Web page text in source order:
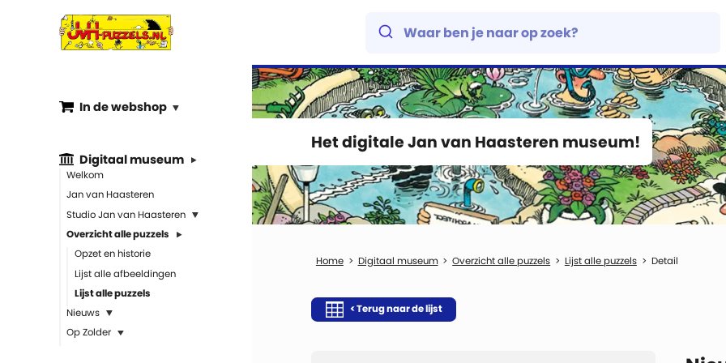
Het digitale Jan van Haasteren museum!
In de webshop
Digitaal museum
Welkom
Jan van Haasteren
Studio Jan van Haasteren
Overzicht alle puzzels
Opzet en historie
Lijst alle afbeeldingen
Lijst alle puzzels
Nieuws
Op Zolder
Digitaal museum Overzicht alle puzzels Lijst alle puzzels Detail
< Terug naar de lijst